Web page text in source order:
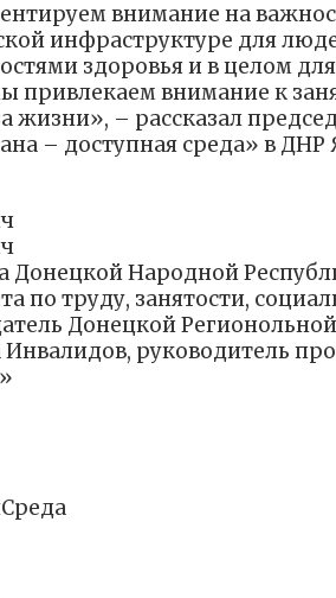
внимание на
инфраструктуре для
здоровья и в целом
привлекаем внимание к
жизни», – рассказал
– доступная среда» в ДНР
Донецкой Народной
по труду, занятости,
Донецкой
руководитель